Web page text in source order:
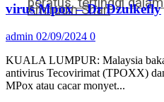
Amirudin Shari
virus Mpox – Dr Dzulkefly
admin 02/09/2024 0
KUALA LUMPUR: Malaysia
antivirus Tecovirimat (TPOXX)
MPox atau cacar monyet...